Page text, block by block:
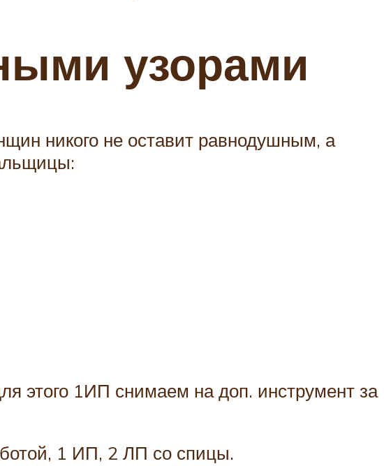
узорами
никого не оставит равнодушным, а
этого 1ИП снимаем на доп. инструмент за
1 ИП, 2 ЛП со спицы.